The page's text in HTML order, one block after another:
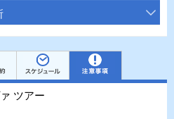
ツアー